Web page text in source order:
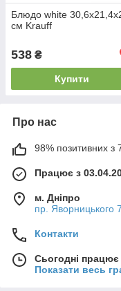
Блюдо white
см Krauff
538 ₴
Купити
Про нас
98% позитивних з
Працює з
м. Дніпро
пр. Яворницького
Контакти
Сьогодні
Показати весь